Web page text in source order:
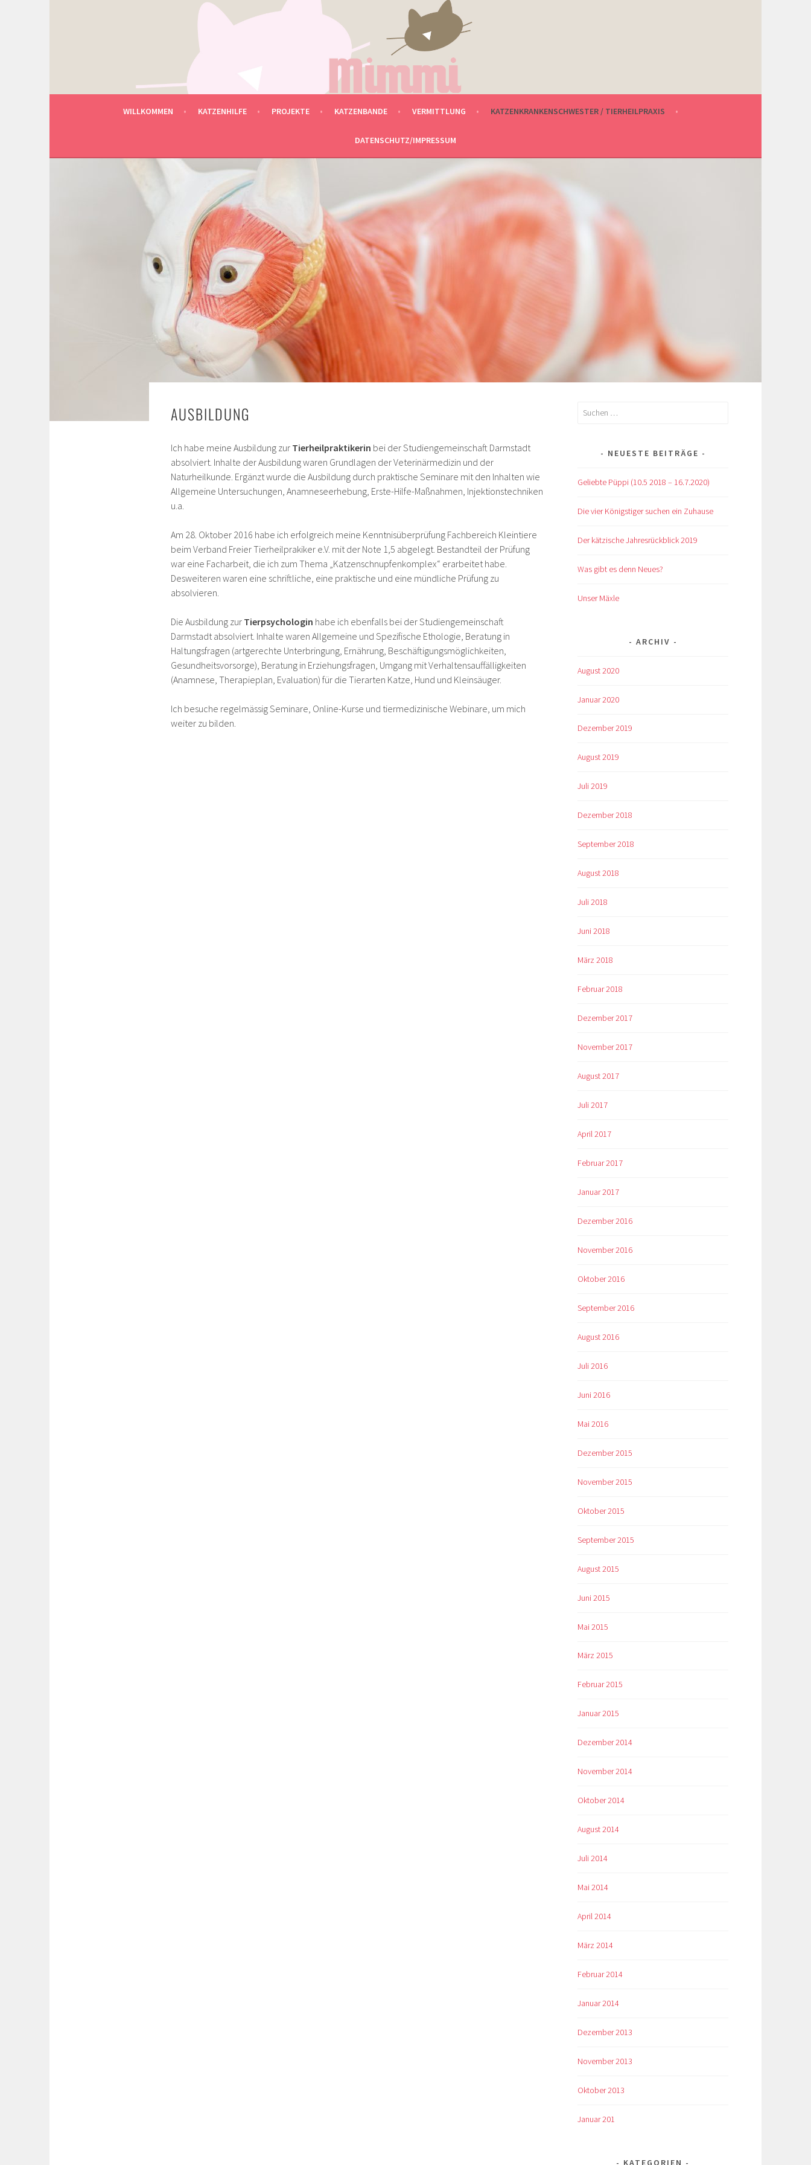
MIMMIS TIERHILFE UND TIERHEILPRAXIS
WILLKOMMEN KATZENHILFE PROJEKTE KATZENBANDE VERMITTLUNG KATZENKRANKENSCHWESTER / TIERHEILPRAXIS
DATENSCHUTZ/IMPRESSUM
AUSBILDUNG
Ich habe meine Ausbildung zur Tierheilpraktikerin bei der Studiengemeinschaft Darmstadt
absolviert. Inhalte der Ausbildung waren Grundlagen der Veterinärmedizin und der
Naturheilkunde. Ergänzt wurde die Ausbildung durch praktische Seminare mit den Inhalten wie
Allgemeine Untersuchungen, Anamneseerhebung, Erste-Hilfe-Maßnahmen, Injektionstechniken
u.a.
Am 28. Oktober 2016 habe ich erfolgreich meine Kenntnisüberprüfung Fachbereich Kleintiere
beim Verband Freier Tierheilprakiker e.V. mit der Note 1,5 abgelegt. Bestandteil der Prüfung
war eine Facharbeit, die ich zum Thema „Katzenschnupfenkomplex“ erarbeitet habe.
Desweiteren waren eine schriftliche, eine praktische und eine mündliche Prüfung zu
absolvieren.
Die Ausbildung zur Tierpsychologin habe ich ebenfalls bei der Studiengemeinschaft
Darmstadt absolviert. Inhalte waren Allgemeine und Spezifische Ethologie, Beratung in
Haltungsfragen (artgerechte Unterbringung, Ernährung, Beschäftigungsmöglichkeiten,
Gesundheitsvorsorge), Beratung in Erziehungsfragen, Umgang mit Verhaltensauffälligkeiten
(Anamnese, Therapieplan, Evaluation) für die Tierarten Katze, Hund und Kleinsäuger.
Ich besuche regelmässig Seminare, Online-Kurse und tiermedizinische Webinare, um mich
weiter zu bilden.
Suchen
NEUESTE BEITRÄGE
Geliebte Püppi (10.5 2018 – 16.7.2020)
Die vier Königstiger suchen ein Zuhause
Der kätzische Jahresrückblick 2019
Was gibt es denn Neues?
Unser Mäxle
ARCHIV
August 2020
Januar 2020
Dezember 2019
August 2019
Juli 2019
Dezember 2018
September 2018
August 2018
Juli 2018
Juni 2018
März 2018
Februar 2018
Dezember 2017
November 2017
August 2017
Juli 2017
April 2017
Februar 2017
Januar 2017
Dezember 2016
November 2016
Oktober 2016
September 2016
August 2016
Juli 2016
Juni 2016
Mai 2016
Dezember 2015
November 2015
Oktober 2015
September 2015
August 2015
Juni 2015
Mai 2015
März 2015
Februar 2015
Januar 2015
Dezember 2014
November 2014
Oktober 2014
August 2014
Juli 2014
Mai 2014
April 2014
März 2014
Februar 2014
Januar 2014
Dezember 2013
November 2013
Oktober 2013
Januar 201
KATEGORIEN